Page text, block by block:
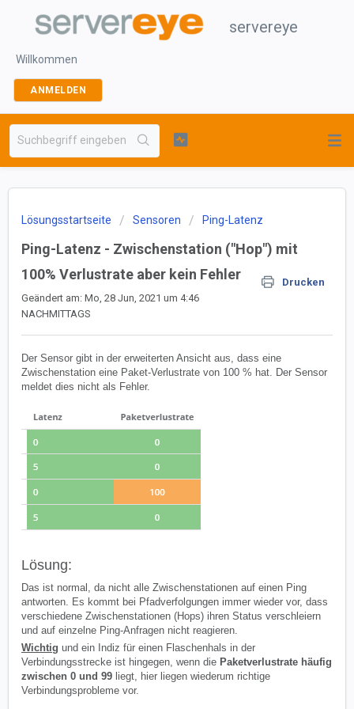
servereye
Willkommen
ANMELDEN
Lösungsstartseite Sensoren Ping-Latenz
Ping-Latenz - Zwischenstation ("Hop") mit
100% Verlustrate aber kein Fehler
Drucken
Geändert am: Mo, 28 Jun, 2021 um 4:46
NACHMITTAGS
Der Sensor gibt in der erweiterten Ansicht aus, dass eine
Zwischenstation eine Paket-Verlustrate von 100 % hat. Der Sensor
meldet dies nicht als Fehler.
Lösung:
Das ist normal, da nicht alle Zwischenstationen auf einen Ping
antworten. Es kommt bei Pfadverfolgungen immer wieder vor, dass
verschiedene Zwischenstationen (Hops) ihren Status verschleiern
und auf einzelne Ping-Anfragen nicht reagieren.
Wichtig und ein Indiz für einen Flaschenhals in der
Verbindungsstrecke ist hingegen, wenn die Paketverlustrate häufig
zwischen 0 und 99 liegt, hier liegen wiederum richtige
Verbindungsprobleme vor.